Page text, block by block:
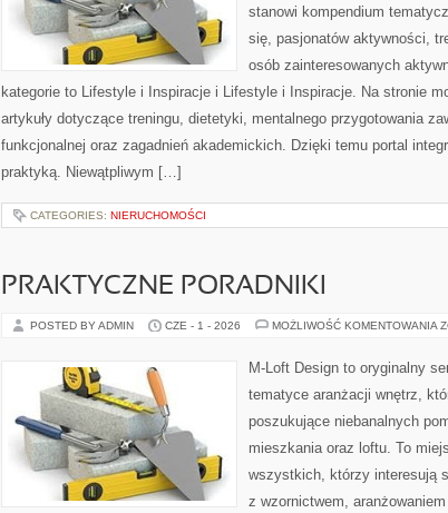
stanowi kompendium
się, pasjonatów aktywności,
osób zainteresowanych
kategorie to Lifestyle i Inspiracje i Lifestyle i Inspiracje. Na stronie
artykuły dotyczące treningu, dietetyki, mentalnego przygotowania
funkcjonalnej oraz zagadnień akademickich. Dzięki temu portal
praktyką. Niewątpliwym […]
CATEGORIES: NIERUCHOMOŚCI
PRAKTYCZNE PORADNIKI
POSTED BY ADMIN CZE - 1 - 2026 MOŻLIWOŚĆ KOMENTOWANIA
M-Loft Design to oryginalny
tematyce aranżacji wnętrz,
poszukujące niebanalnych
mieszkania oraz loftu. To
wszystkich, którzy interesują
z wzornictwem,